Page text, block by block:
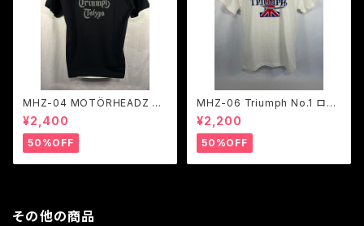
MHZ-04 MOTÖRHEADZ TR
IUMPH ロゴポケットTシャツ ２
色展開
¥2,400
50%OFF
MHZ-06 Triumph No.1 ロゴ
Tシャツ 1色展開
¥2,200
50%OFF
その他の商品